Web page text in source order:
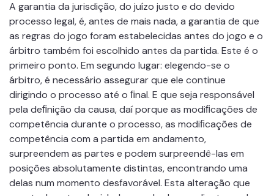
A garantia da jurisdição, do juízo justo e do devido
processo legal, é, antes de mais nada, a garantia de que
as regras do jogo foram estabelecidas antes do jogo e o
árbitro também foi escolhido antes da partida. Este é o
primeiro ponto. Em segundo lugar: elegendo-se o
árbitro, é necessário assegurar que ele continue
dirigindo o processo até o ﬁnal. E que seja responsável
pela deﬁnição da causa, daí porque as modiﬁcações de
competência durante o processo, as modiﬁcações de
competência com a partida em andamento,
surpreendem as partes e podem surpreendê-las em
posições absolutamente distintas, encontrando uma
delas num momento desfavorável. Esta alteração que